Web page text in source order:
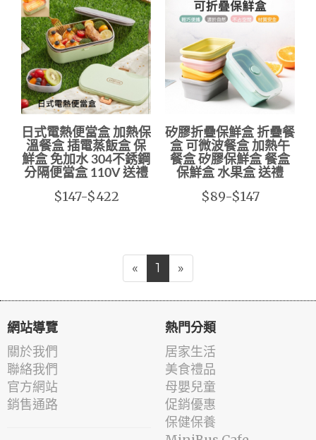
日式電熱便當盒 加熱保
溫餐盒 插電蒸飯盒 保
鮮盒 免加水 304不銹鋼
分隔便當盒 110V 送禮
$147-$422
矽膠折疊保鮮盒 折疊餐
盒 可微波餐盒 加熱午
餐盒 矽膠保鮮盒 餐盒
保鮮盒 水果盒 送禮
$89-$147
« 1 »
網站導覽
關於我們
聯絡我們
官方網站
銷售通路
熱門分類
居家生活
美食禮品
母嬰兒童
促銷優惠
保健保養